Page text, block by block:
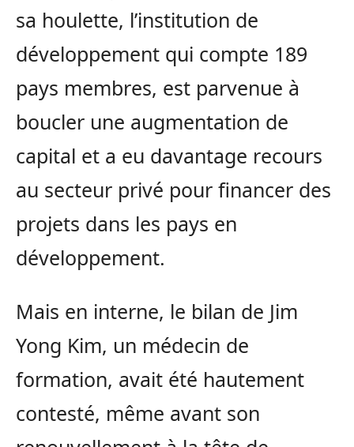
sa houlette, l’institution de
développement qui compte 189
pays membres, est parvenue à
boucler une augmentation de
capital et a eu davantage recours
au secteur privé pour financer des
projets dans les pays en
développement.
Mais en interne, le bilan de Jim
Yong Kim, un médecin de
formation, avait été hautement
contesté, même avant son